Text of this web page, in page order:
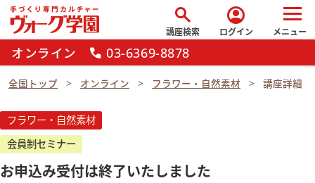
search
講座検索
account_circle
ログイン メニュー
オンライン call 03-6369-8878
全国トップ オンライン フラワー・自然素材 講座詳細
フラワー・自然素材
会員制セミナー
お申込み受付は終了いたしました